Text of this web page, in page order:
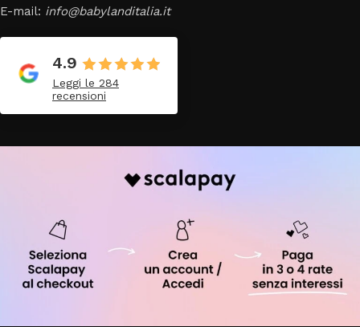
E-mail: info@babylanditalia.it
4.9
Leggi le 284
recensioni